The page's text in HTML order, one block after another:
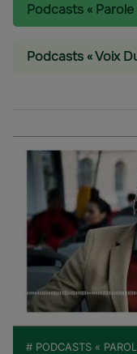
Podcasts « Parole
Podcasts « Voix
# PODCASTS «